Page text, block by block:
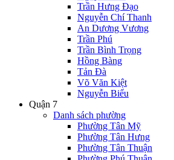
Trần Hưng Đạo
Nguyễn Chí Thanh
An Dương Vương
Trần Phú
Trần Bình Trọng
Hồng Bàng
Tản Đà
Võ Văn Kiệt
Nguyễn Biểu
Quận 7
Danh sách phường
Phường Tân Mỹ
Phường Tân Hưng
Phường Tân Thuận